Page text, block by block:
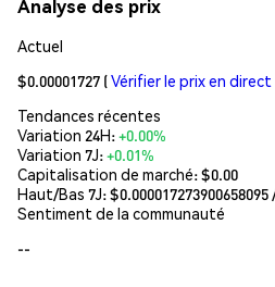
Analyse des prix
Actuel
$0.00001727 (Vérifier le prix en direct
Tendances récentes
Variation 24H:+0.00%
Variation 7J:+0.01%
Capitalisation de marché:$0.00
Haut/Bas 7J: $0.000017273900658095
Sentiment de la communauté
--